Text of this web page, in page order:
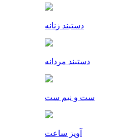
دستبند زنانه
دستبند مردانه
ست و نیم ست
آویز ساعت